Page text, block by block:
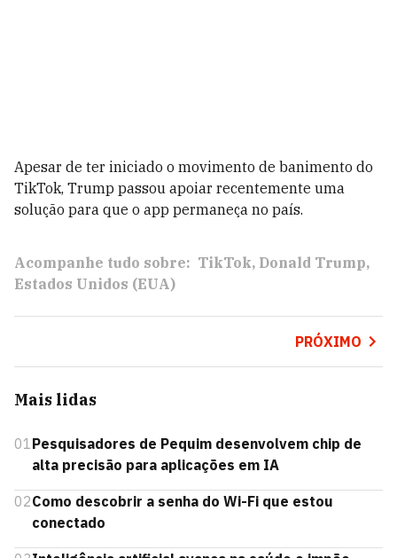
Apesar de ter iniciado o movimento de banimento do
TikTok, Trump passou apoiar recentemente uma
solução para que o app permaneça no país.
Acompanhe tudo sobre: TikTok Donald Trump
Estados Unidos (EUA)
PRÓXIMO
Mais lidas
01 Pesquisadores de Pequim desenvolvem chip de
alta precisão para aplicações em IA
02Como descobrir a senha do Wi-Fi que estou
conectado